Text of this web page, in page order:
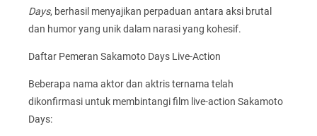
Days, berhasil menyajikan perpaduan antara aksi brutal
dan humor yang unik dalam narasi yang kohesif.
Daftar Pemeran Sakamoto Days Live-Action
Beberapa nama aktor dan aktris ternama telah
dikonfirmasi untuk membintangi film live-action Sakamoto
Days: